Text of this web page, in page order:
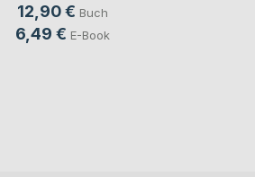
12,90 € Buch
6,49 € E-Book